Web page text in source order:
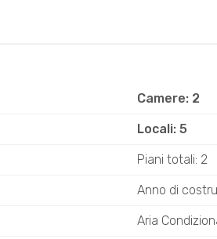
Camere: 2
Locali: 5
Piani totali: 2
Anno di
Aria